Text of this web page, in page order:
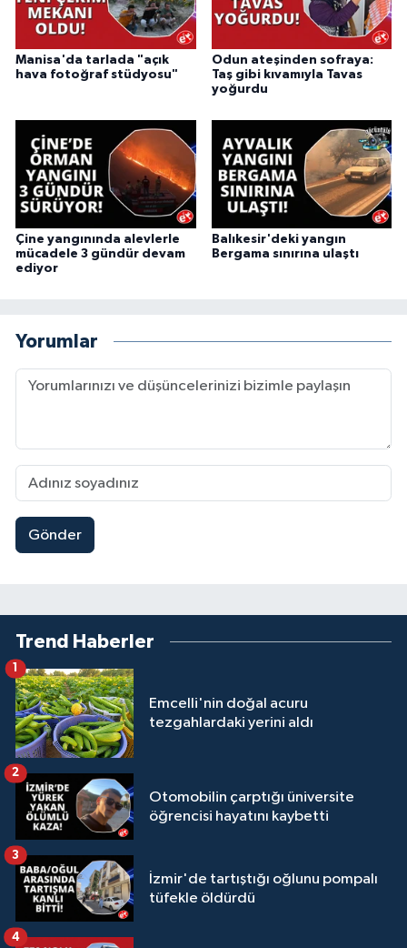
Manisa'da tarlada "açık
hava fotoğraf stüdyosu"
Odun ateşinden sofraya:
Taş gibi kıvamıyla Tavas
yoğurdu
Çine yangınında alevlerle
mücadele 3 gündür devam
ediyor
Balıkesir'deki yangın
Bergama sınırına ulaştı
Yorumlar
Gönder
Trend Haberler
Emcelli'nin doğal acuru
tezgahlardaki yerini aldı
1
Otomobilin çarptığı üniversite
öğrencisi hayatını kaybetti
2
İzmir'de tartıştığı oğlunu pompalı
tüfekle öldürdü
3
4